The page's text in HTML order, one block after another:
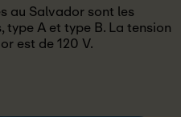
au Salvador sont les
type A et type B. La tension
est de 120 V.